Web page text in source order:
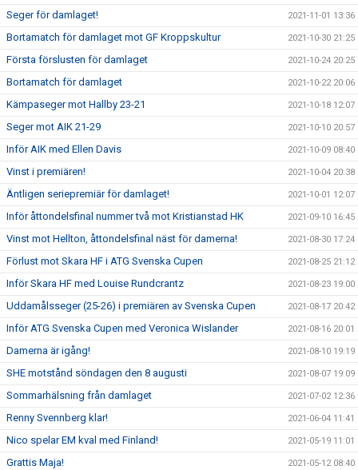
Seger för damlaget! 2021-11-01 13:36
Bortamatch för damlaget mot GF Kroppskultur 2021-10-30 21:25
Första förslusten för damlaget 2021-10-24 20:25
Bortamatch för damlaget 2021-10-22 20:06
Kämpaseger mot Hallby 23-21 2021-10-18 12:07
Seger mot AIK 21-29 2021-10-10 20:57
Inför AIK med Ellen Davis 2021-10-09 08:40
Vinst i premiären! 2021-10-04 20:38
Äntligen seriepremiär för damlaget! 2021-10-01 12:07
Inför åttondelsfinal nummer två mot Kristianstad HK 2021-09-10 16:45
Vinst mot Hellton, åttondelsfinal näst för damerna! 2021-08-30 17:24
Förlust mot Skara HF i ATG Svenska Cupen 2021-08-25 21:12
Inför Skara HF med Louise Rundcrantz 2021-08-23 19:00
Uddamålsseger (25-26) i premiären av Svenska Cupen 2021-08-17 20:42
Inför ATG Svenska Cupen med Veronica Wislander 2021-08-16 20:01
Damerna är igång! 2021-08-10 19:19
SHE motstånd söndagen den 8 augusti 2021-08-07 19:09
Sommarhälsning från damlaget 2021-07-02 12:36
Renny Svennberg klar! 2021-06-04 11:41
Nico spelar EM kval med Finland! 2021-05-19 11:01
Grattis Maja! 2021-05-12 08:40